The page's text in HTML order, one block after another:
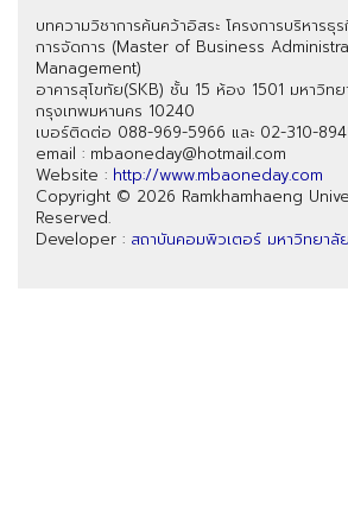
บทความวิชาการค้นคว้าอิสระ โครงการบริหาร
การจัดการ (Master of Business
Management)
อาคารสุโขทัย(SKB) ชั้น 15 ห้อง 1501 มหาวิท
กรุงเทพมหานคร 10240
เบอร์ติดต่อ 088-969-5966 และ 02-310-
email : mbaoneday@hotmail.com
Website : http://www.mbaoneday.com
Copyright © 2026 Ramkhamhaeng
Reserved.
Developer : สถาบันคอมพิวเตอร์ มหาวิทยาลั